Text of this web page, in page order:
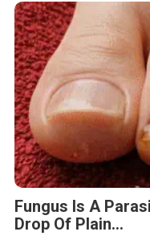
Fungus Is A
Drop Of Plain...